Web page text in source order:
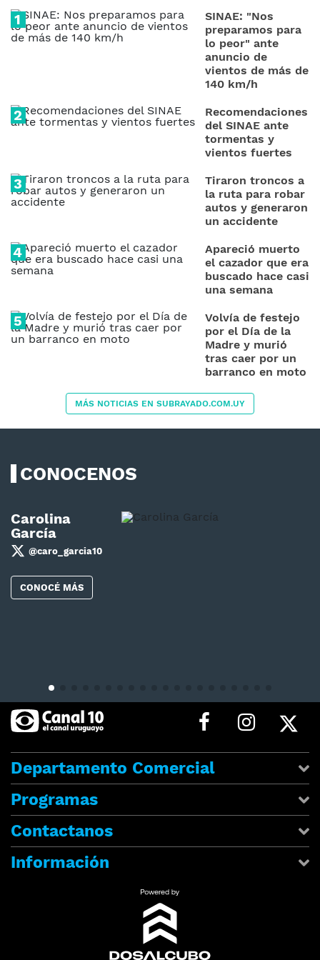
SINAE: "Nos
preparamos para
lo peor" ante
anuncio de
vientos de más de
140 km/h
Recomendaciones
del SINAE ante
tormentas y
vientos fuertes
Tiraron troncos a
la ruta para robar
autos y generaron
un accidente
Apareció muerto
el cazador que era
buscado hace casi
una semana
Volvía de festejo
por el Día de la
Madre y murió
tras caer por un
barranco en moto
MÁS NOTICIAS EN SUBRAYADO.COM.UY
CONOCENOS
Carolina
García
@caro_garcia10
CONOCÉ MÁS
Departamento Comercial
Programas
Contactanos
Información